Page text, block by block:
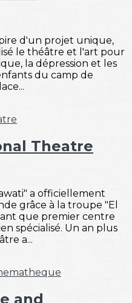
d'un projet unique,
le théâtre et l'art pour
la dépression et les
du camp de
Theatre
a officiellement
grâce à la troupe "El
que premier centre
spécialisé. Un an plus
a...
and